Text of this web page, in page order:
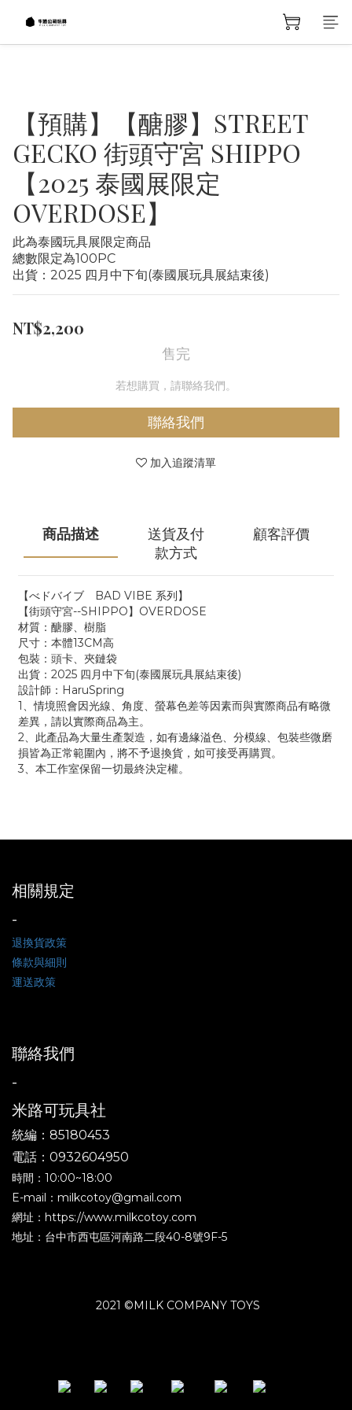
【預購】【醣膠】STREET
GECKO 街頭守宮 SHIPPO
【2025 泰國展限定
OVERDOSE】
此為泰國玩具展限定商品
總數限定為100PC
出貨：2025 四月中下旬(泰國展玩具展結束後)
NT$2,200
售完
若想購買，請聯絡我們。
聯絡我們
加入追蹤清單
商品描述
送貨及付
款方式
顧客評價
【べドバイブ BAD VIBE 系列】
【街頭守宮--SHIPPO】OVERDOSE
材質：醣膠、樹脂
尺寸：本體13CM高
包裝：頭卡、夾鏈袋
出貨：2025 四月中下旬(泰國展玩具展結束後)
設計師：HaruSpring
1、情境照會因光線、角度、螢幕色差等因素而與實際商品有略微
差異，請以實際商品為主。
2、此產品為大量生產製造，如有邊緣溢色、分模線、包裝些微磨
損皆為正常範圍內，將不予退換貨，如可接受再購買。
3、本工作室保留一切最終決定權。
相關規定
-
退換貨政策
條款與細則
運送政策
聯絡我們
-
米路可玩具社
統編：85180453
電話：0932604950
時間：10:00~18:00
E-mail：milkcotoy@gmail.com
網址：https://www.milkcotoy.com
地址：台中市西屯區河南路二段40-8號9F-5
2021 ©MILK COMPANY TOYS